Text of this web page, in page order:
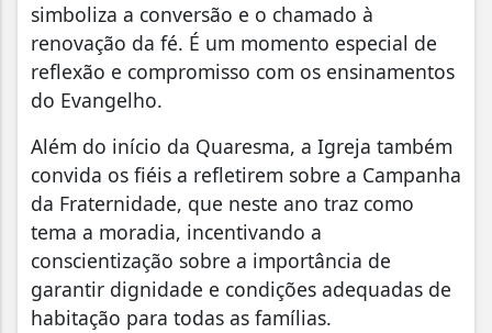
simboliza a conversão e o chamado à
renovação da fé. É um momento especial de
reflexão e compromisso com os ensinamentos
do Evangelho.
Além do início da Quaresma, a Igreja também
convida os fiéis a refletirem sobre a Campanha
da Fraternidade, que neste ano traz como
tema a moradia, incentivando a
conscientização sobre a importância de
garantir dignidade e condições adequadas de
habitação para todas as famílias.